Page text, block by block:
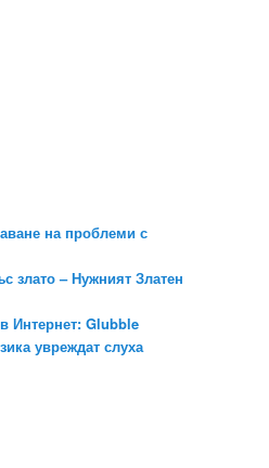
на проблеми с
злато – Нужният Златен
Интернет: Glubble
увреждат слуха